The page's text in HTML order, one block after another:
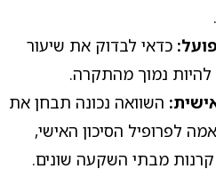
כדאי לבדוק את שיעור
להיות נמוך מהתקרה.
השוואה נכונה תבחן את
לפרופיל הסיכון האישי,
קרנות מבתי השקעה שונים.